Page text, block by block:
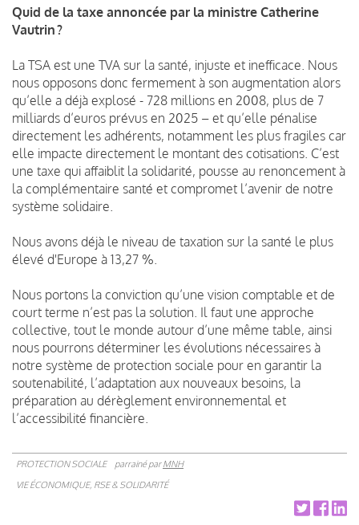
Quid de la taxe annoncée par la ministre Catherine
Vautrin ?
La TSA est une TVA sur la santé, injuste et inefficace. Nous
nous opposons donc fermement à son augmentation alors
qu’elle a déjà explosé - 728 millions en 2008, plus de 7
milliards d’euros prévus en 2025 – et qu’elle pénalise
directement les adhérents, notamment les plus fragiles car
elle impacte directement le montant des cotisations. C’est
une taxe qui affaiblit la solidarité, pousse au renoncement à
la complémentaire santé et compromet l’avenir de notre
système solidaire.
Nous avons déjà le niveau de taxation sur la santé le plus
élevé d'Europe à 13,27 %.
Nous portons la conviction qu’une vision comptable et de
court terme n’est pas la solution. Il faut une approche
collective, tout le monde autour d’une même table, ainsi
nous pourrons déterminer les évolutions nécessaires à
notre système de protection sociale pour en garantir la
soutenabilité, l’adaptation aux nouveaux besoins, la
préparation au dérèglement environnemental et
l’accessibilité financière.
PROTECTION SOCIALE parrainé parMNH
VIE ÉCONOMIQUE, RSE & SOLIDARITÉ